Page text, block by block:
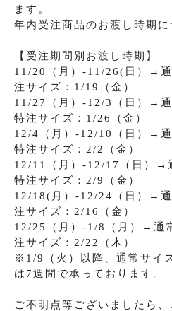
ます。
年内受注商品のお渡し時期に
【受注期間別お渡し時期】
11/20（月）-11/26(日）→
注サイズ：1/19（金）
11/27（月）-12/3（日）→通
特注サイズ：1/26（金）
12/4（月）-12/10（日）→通
特注サイズ：2/2（金）
12/11（月）-12/17（日）→
特注サイズ：2/9（金）
12/18(月）-12/24（日）→
注サイズ：2/16（金）
12/25（月）-1/8（月）→通
注サイズ：2/22（木）
※1/9（火）以降、通常サイ
は7週間で承っております。
ご不明点等ございましたら、